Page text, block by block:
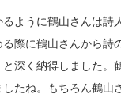
ように鶴山さんは詩
際に鶴山さんから詩
深く納得しました。
たね。もちろん鶴山